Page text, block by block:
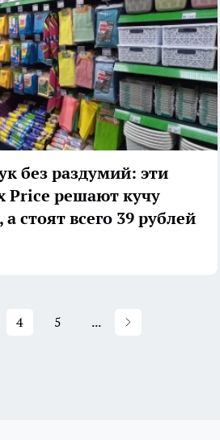
без раздумий: эти
Price решают кучу
стоят всего 39 рублей
4 5 ...